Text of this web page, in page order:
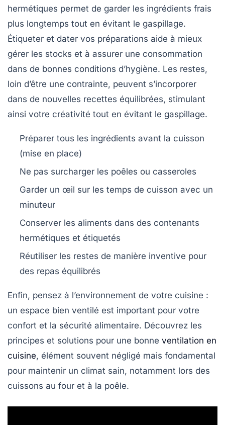
hermétiques permet de garder les ingrédients frais
plus longtemps tout en évitant le gaspillage.
Étiqueter et dater vos préparations aide à mieux
gérer les stocks et à assurer une consommation
dans de bonnes conditions d’hygiène. Les restes,
loin d’être une contrainte, peuvent s’incorporer
dans de nouvelles recettes équilibrées, stimulant
ainsi votre créativité tout en évitant le gaspillage.
Préparer tous les ingrédients avant la cuisson
(mise en place)
Ne pas surcharger les poêles ou casseroles
Garder un œil sur les temps de cuisson avec un
minuteur
Conserver les aliments dans des contenants
hermétiques et étiquetés
Réutiliser les restes de manière inventive pour
des repas équilibrés
Enfin, pensez à l’environnement de votre cuisine :
un espace bien ventilé est important pour votre
confort et la sécurité alimentaire. Découvrez les
principes et solutions pour une bonne ventilation en
cuisine, élément souvent négligé mais fondamental
pour maintenir un climat sain, notamment lors des
cuissons au four et à la poêle.